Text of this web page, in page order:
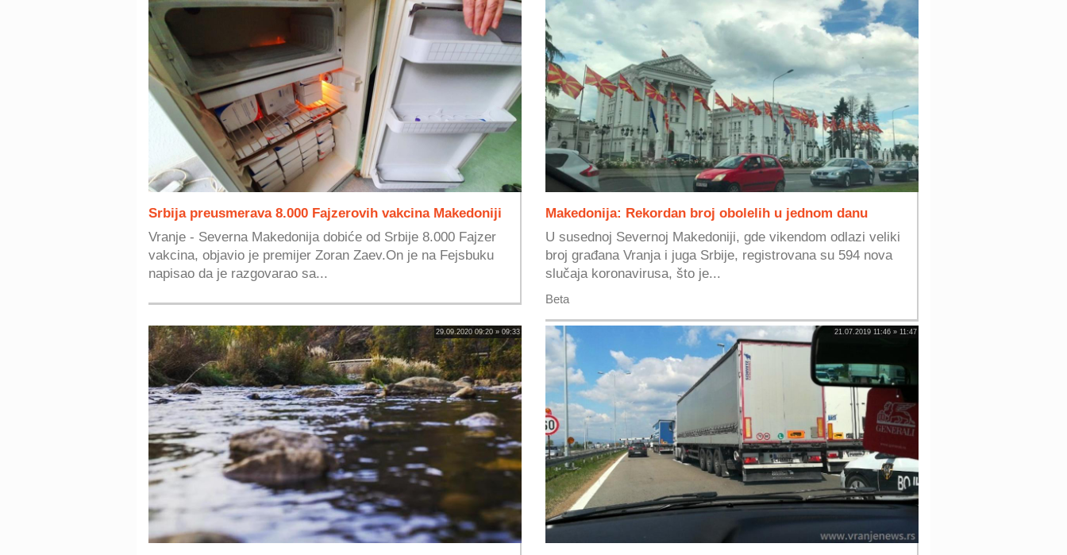
Srbija preusmerava 8.000 Fajzerovih vakcina Makedoniji
Vranje - Severna Makedonija dobiće od Srbije 8.000 Fajzer
vakcina, objavio je premijer Zoran Zaev.On je na Fejsbuku
napisao da je razgovarao sa...
Makedonija: Rekordan broj obolelih u jednom danu
U susednoj Severnoj Makedoniji, gde vikendom odlazi veliki
broj građana Vranja i juga Srbije, registrovana su 594 nova
slučaja koronavirusa, što je...
Beta
29.09.2020 09:20 » 09:33 21.07.2019 11:46 » 11:47